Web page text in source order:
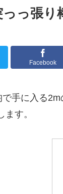
っっ張
Facebook
手に入る
ます。